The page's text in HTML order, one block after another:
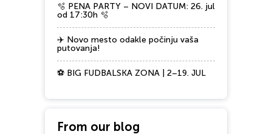
🫧 PENA PARTY – NOVI DATUM: 26. jul
od 17:30h 🫧
✈️ Novo mesto odakle počinju vaša
putovanja!
⚽ BIG FUDBALSKA ZONA | 2–19. JUL
From our blog